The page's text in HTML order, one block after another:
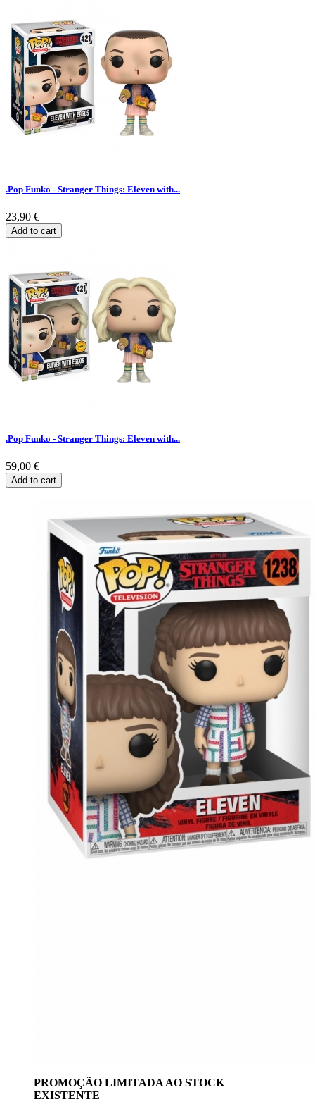
.Pop Funko - Stranger Things: Eleven with...
23,90 €
Add to cart
.Pop Funko - Stranger Things: Eleven with...
59,00 €
Add to cart
PROMOÇÃO LIMITADA AO STOCK
EXISTENTE